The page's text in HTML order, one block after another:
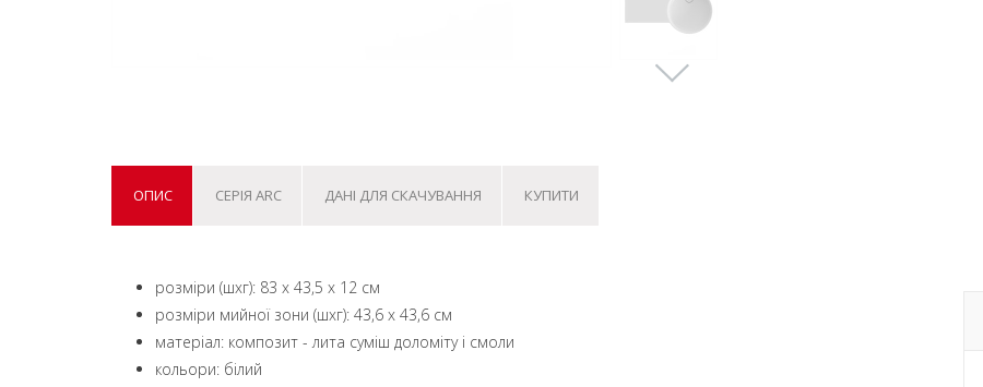
ОПИС СЕРІЯ ARC ДАНІ ДЛЯ СКАЧУВАННЯ КУПИТИ
розміри (шxг): 83 x 43,5 x 12 см
розміри мийної зони (шxг): 43,6 x 43,6 см
матеріал: композит - лита суміш доломіту і смоли
кольори: білий